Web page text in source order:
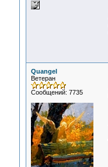
Quangel
Ветеран
Сообщений: 7735